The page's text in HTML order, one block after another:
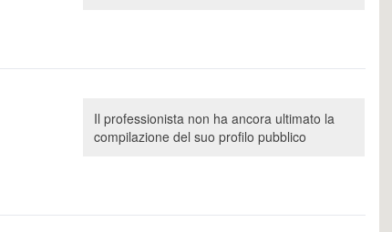
Il professionista non ha ancora ultimato la
compilazione del suo profilo pubblico